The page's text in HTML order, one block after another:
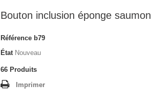
Bouton inclusion éponge
Référence b79
État Nouveau
66 Produits
Imprimer